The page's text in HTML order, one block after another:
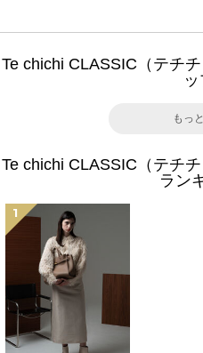
Te chichi CLASSIC（テチ
もっ
Te chichi CLASSIC（テチ
ラン
1